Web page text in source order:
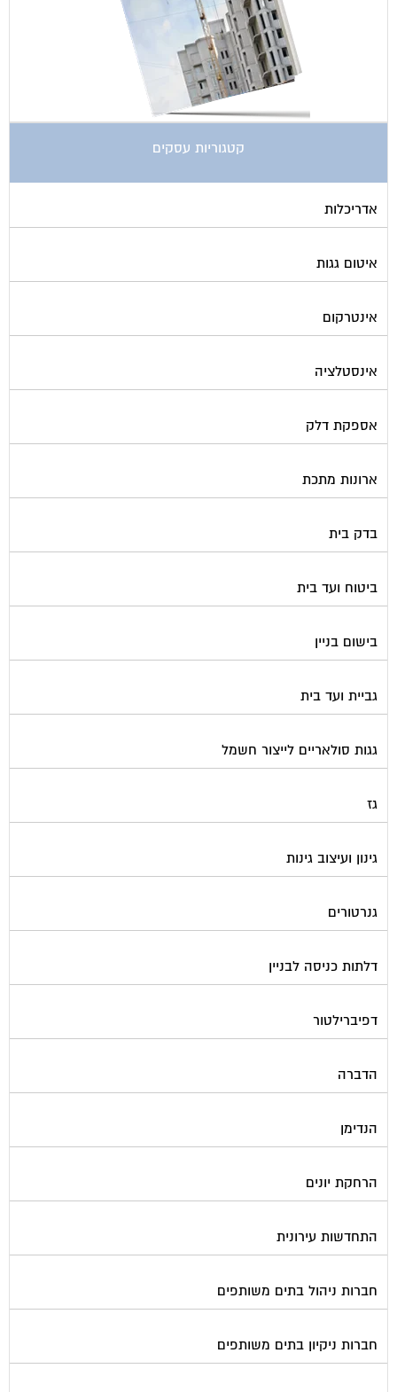
קטגוריות עסקים
אדריכלות
איטום גגות
אינטרקום
אינסטלציה
אספקת דלק
ארונות מתכת
בדק בית
ביטוח ועד בית
בישום בניין
גביית ועד בית
גגות סולאריים לייצור חשמל
גז
גינון ועיצוב גינות
גנרטורים
דלתות כניסה לבניין
דפיברילטור
הדברה
הנדימן
הרחקת יונים
התחדשות עירונית
חברות ניהול בתים משותפים
חברות ניקיון בתים משותפים